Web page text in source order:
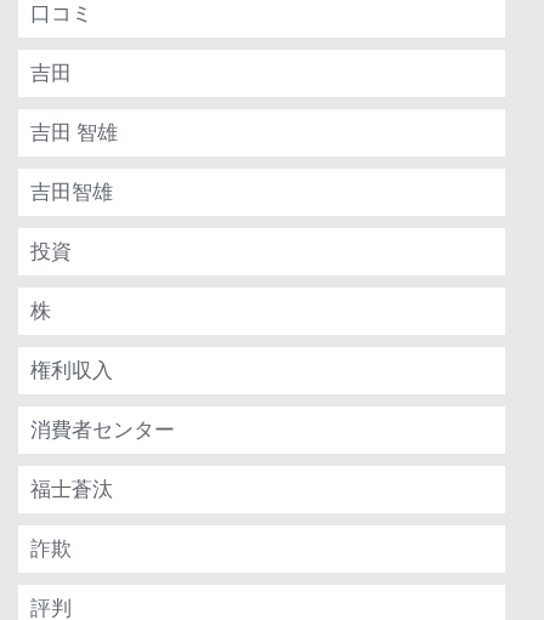
口コミ
吉田
吉田 智雄
吉田智雄
投資
株
権利収入
消費者センター
福士蒼汰
詐欺
評判